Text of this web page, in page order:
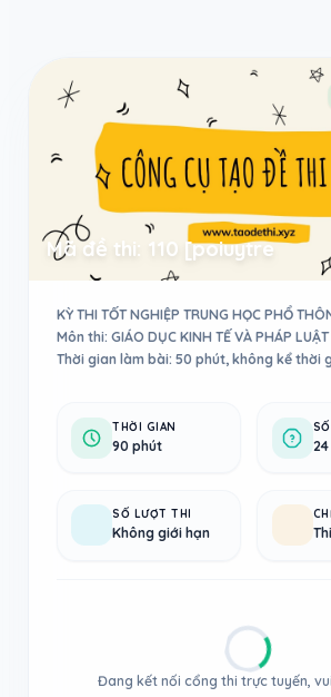
Mã đề thi: 110 [poiuytre
KỲ THI TỐT NGHIỆP TRUNG HỌC PHỔ
Môn thi: GIÁO DỤC KINH TẾ VÀ PHÁP LUẬT
Thời gian làm bài: 50 phút, không kể thời
THỜI GIAN
90 phút
SỐ LƯỢT THI
Không giới hạn
Đang kết nối cổng thi trực tuyến, vui